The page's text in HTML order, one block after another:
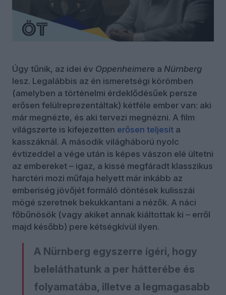
Úgy tűnik, az idei év Oppenheimere a Nürnberg
lesz. Legalábbis az én ismeretségi körömben
(amelyben a történelmi érdeklődésűek persze
erősen felülreprezentáltak) kétféle ember van: aki
már megnézte, és aki tervezi megnézni. A film
világszerte is kifejezetten erősen teljesít a
kasszáknál. A második világháború nyolc
évtizeddel a vége után is képes vászon elé ültetni
az embereket – igaz, a kissé megfáradt klasszikus
harctéri mozi műfaja helyett már inkább az
emberiség jövőjét formáló döntések kulisszái
mögé szeretnek bekukkantani a nézők. A náci
főbűnösök (vagy akiket annak kiáltottak ki – erről
majd később) pere kétségkívül ilyen.
A Nürnberg egyszerre ígéri, hogy
beleláthatunk a per hátterébe és
folyamatába, illetve a legmagasabb